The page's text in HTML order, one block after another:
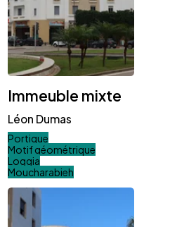
Immeuble mixte
Léon Dumas
Portique
Motif géométrique
Loggia
Moucharabieh